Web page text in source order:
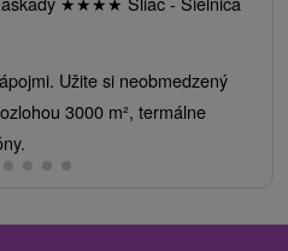
Užite si neobmedzený
3000 m², termálne